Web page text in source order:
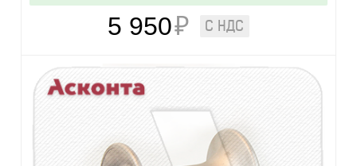
5 950₽ С НДС